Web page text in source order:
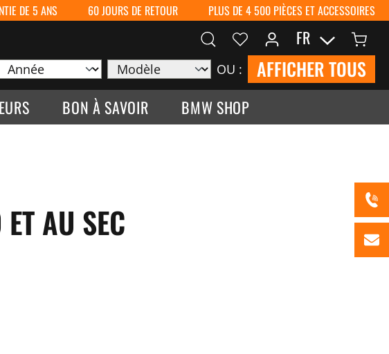
DE 5 ANS 60 JOURS DE RETOUR PLUS DE 4 500 PIÈCES ET ACCESSOIRES
OU : AFFICHER TOUS
FR
BON À SAVOIR BMW SHOP
AU SEC